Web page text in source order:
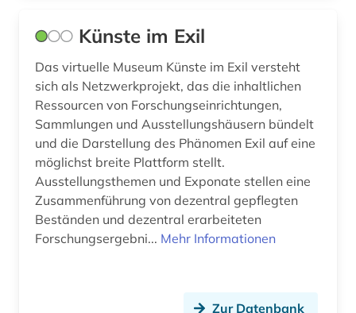
Künste im Exil
Das virtuelle Museum Künste im Exil versteht
sich als Netzwerkprojekt, das die inhaltlichen
Ressourcen von Forschungseinrichtungen,
Sammlungen und Ausstellungshäusern bündelt
und die Darstellung des Phänomen Exil auf eine
möglichst breite Plattform stellt.
Ausstellungsthemen und Exponate stellen eine
Zusammenführung von dezentral gepflegten
Beständen und dezentral erarbeiteten
Forschungsergebni... Mehr Informationen
Zur Datenbank